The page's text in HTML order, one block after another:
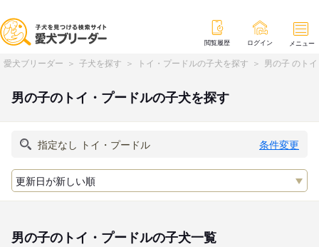
閲覧履歴 ログイン メニュー
愛犬ブリーダー 子犬を探す トイ・プードルの子犬を探す 男の子 のト
男の子のトイ・プードルの子犬を探す
条件変更
男の子のトイ・プードルの子犬一覧